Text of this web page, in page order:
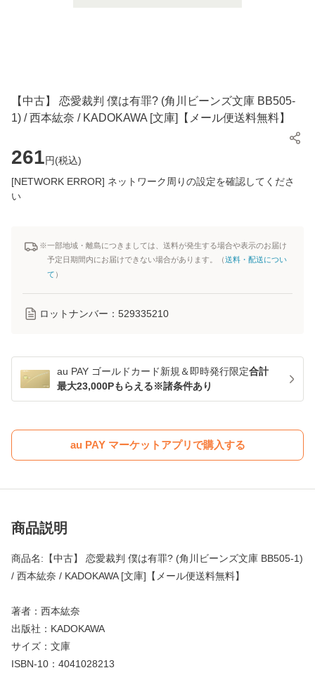
【中古】 恋愛裁判 僕は有罪? (角川ビーンズ文庫 BB505-
1) / 西本紘奈 / KADOKAWA [文庫]【メール便送料無料】
261円(税込)
[NETWORK ERROR] ネットワーク周りの設定を確認してくださ
い
※一部地域・離島につきましては、送料が発生する場合や表示のお届け
予定日期間内にお届けできない場合があります。（送料・配送につい
て ）
ロットナンバー： 529335210
au PAY ゴールドカード新規＆即時発行限定合計
最大23,000Pもらえる※諸条件あり
au PAY マーケットアプリで購入する
商品説明
商品名:【中古】 恋愛裁判 僕は有罪? (角川ビーンズ文庫 BB505-1)
/ 西本紘奈 / KADOKAWA [文庫]【メール便送料無料】
著者：西本紘奈
出版社：KADOKAWA
サイズ：文庫
ISBN-10：4041028213